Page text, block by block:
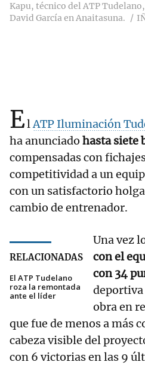
Kapu, técnico del ATP
David García en Anaitasuna.
ElATP Iluminación
ha anunciado hasta siete
compensadas con
competitividad a un
con un satisfactorio
cambio de entrenador.
RELACIONADAS
El ATP Tudelano
roza la remontada
ante el líder
Una vez
con el
con 34
deportiva
obra en
que fue de menos a más
cabeza visible del
con 6 victorias en las 9